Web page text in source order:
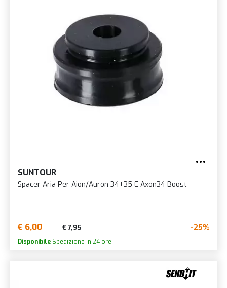
SUNTOUR
Spacer Aria Per Aion/Auron 34+35 E Axon34 Boost
€ 6,00 € 7,95 -25%
Disponibile Spedizione in 24 ore